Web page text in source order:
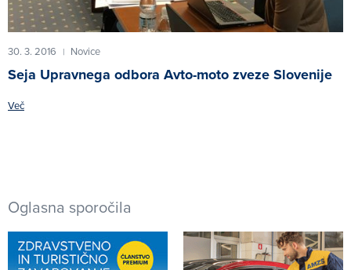
30. 3. 2016 | Novice
Seja Upravnega odbora Avto-moto zveze Slovenije
Več
Oglasna sporočila